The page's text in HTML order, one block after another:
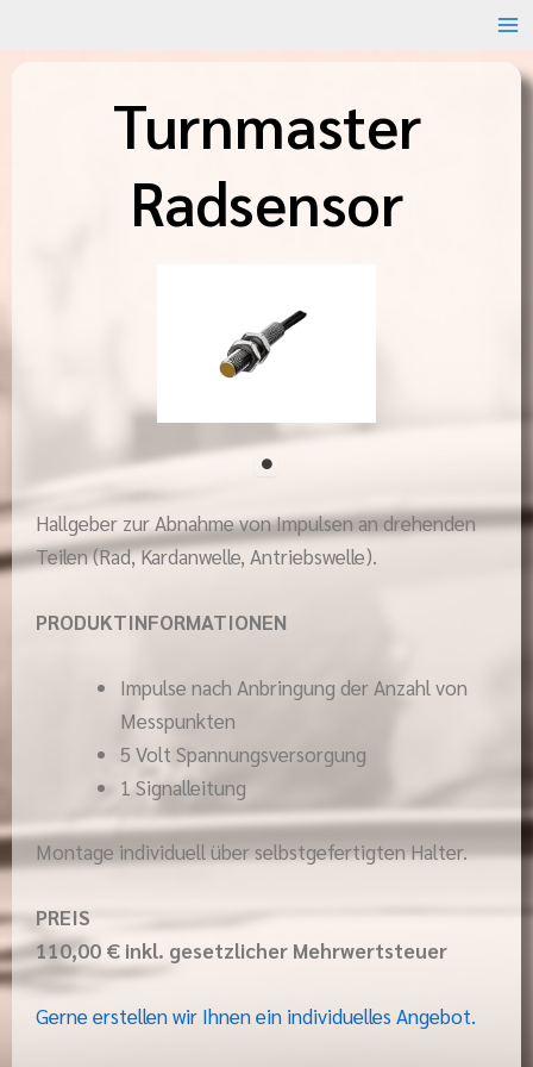
Turnmaster
Radsensor
Hallgeber zur Abnahme von Impulsen an drehenden
Teilen (Rad, Kardanwelle, Antriebswelle).
PRODUKTINFORMATIONEN
Impulse nach Anbringung der Anzahl von
Messpunkten
5 Volt Spannungsversorgung
1 Signalleitung
Montage individuell über selbstgefertigten Halter.
PREIS
110,00 € inkl. gesetzlicher Mehrwertsteuer
Gerne erstellen wir Ihnen ein individuelles Angebot.